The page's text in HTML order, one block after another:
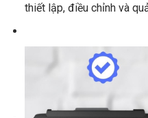
thiết lập, điều chỉnh và